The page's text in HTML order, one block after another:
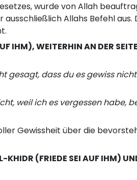
wurde von Allah
Allahs Befehl aus.
IHM), WEITERHIN AN DER
gesagt, dass du es gewiss
weil ich es vergessen habe,
Gewissheit über die
KHIDR (FRIEDE SEI AUF IHM)